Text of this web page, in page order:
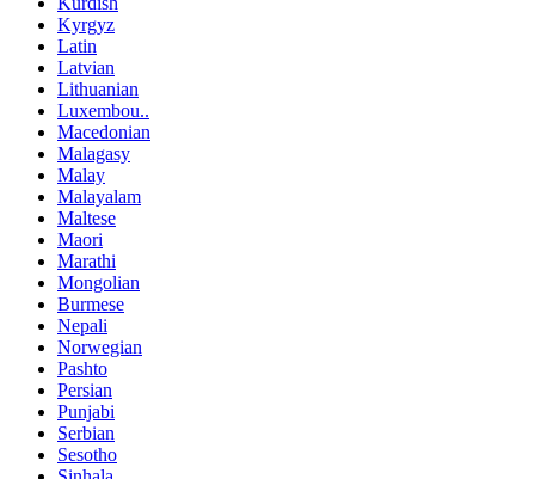
Kyrgyz
Latin
Latvian
Lithuanian
Luxembou..
Macedonian
Malagasy
Malay
Malayalam
Maltese
Maori
Marathi
Mongolian
Burmese
Nepali
Norwegian
Pashto
Persian
Punjabi
Serbian
Sesotho